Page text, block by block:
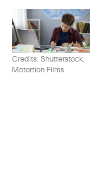
Credits: Shutterstock,
Motortion Films